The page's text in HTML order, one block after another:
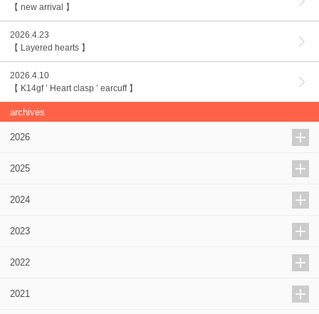
【 new arrival 】
2026.4.23
【 Layered hearts 】
2026.4.10
【 K14gf ’ Heart clasp ’ earcuff 】
archives
2026
2025
2024
2023
2022
2021